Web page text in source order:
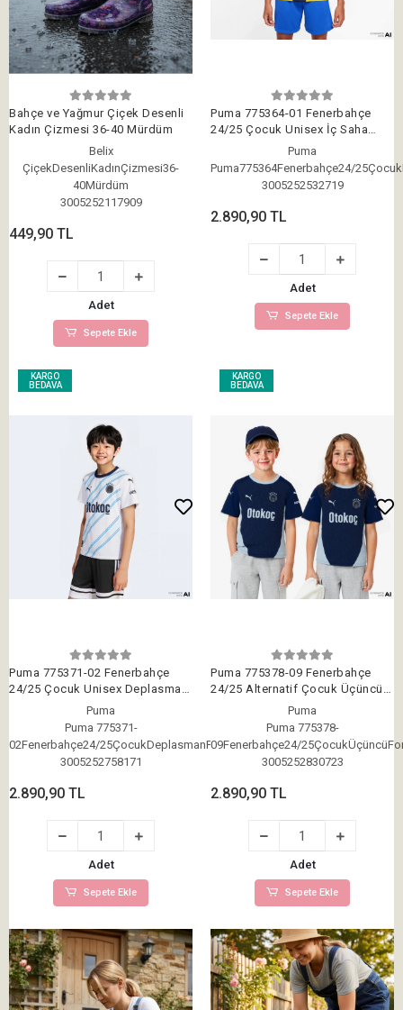
Bahçe ve Yağmur Çiçek Desenli
Kadın Çizmesi 36-40 Mürdüm
Belix
ÇiçekDesenliKadınÇizmesi36-
40Mürdüm
3005252117909
449,90 TL
Adet
Sepete Ekle
Puma 775364-01 Fenerbahçe
24/25 Çocuk Unisex İç Saha
Çubuklu Forması Sarı-Lacivert
Puma
Puma775364Fenerbahçe24/
3005252532719
2.890,90 TL
Adet
Sepete Ekle
KARGO
BEDAVA
Puma 775371-02 Fenerbahçe
24/25 Çocuk Unisex Deplasman
Forması Beyaz-Lacivert
Puma
Puma 775371-
02Fenerbahçe24/25ÇocukDeplasmanForması
3005252758171
2.890,90 TL
Adet
Sepete Ekle
KARGO
BEDAVA
Puma 775378-09 Fenerbahçe
24/25 Alternatif Çocuk Üçüncü
Forması LacivertPuma
Puma 775378-
09Fenerbahçe24/
3005252830723
2.890,90 TL
Adet
Sepete Ekle